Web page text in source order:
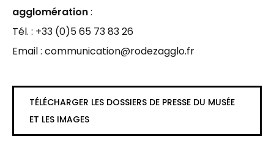
agglomération:
Tél. : +33 (0)5 65 73 83 26
Email : communication@rodezagglo.fr
TÉLÉCHARGER LES DOSSIERS DE PRESSE DU MUSÉE
ET LES IMAGES